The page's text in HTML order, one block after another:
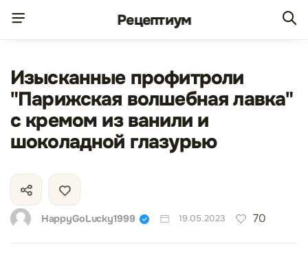
Рецептиум
Изысканные профитроли
"Парижская волшебная лавка"
с кремом из ванили и
шоколадной глазурью
HappyGoLucky1999 19.05.2023 70